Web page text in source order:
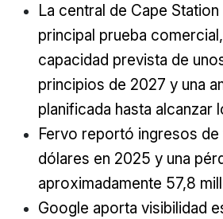
La central de Cape
principal prueba
capacidad prevista de
principios de 2027 y una
planificada hasta alcanzar
Fervo reportó ingresos
dólares en 2025 y una
aproximadamente 57,8
Google aporta visibilidad